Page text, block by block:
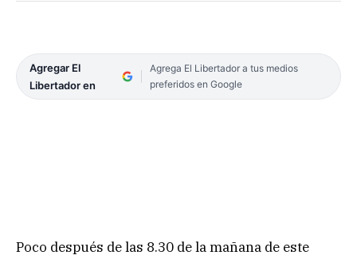
Agregar El
Libertador en
Agrega El Libertador a tus medios
preferidos en Google
Poco después de las 8.30 de la mañana de este